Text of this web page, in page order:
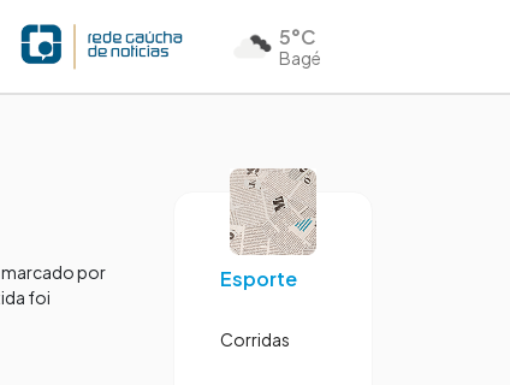
5°C
Bagé
marcado por
foi
Esporte
Corridas